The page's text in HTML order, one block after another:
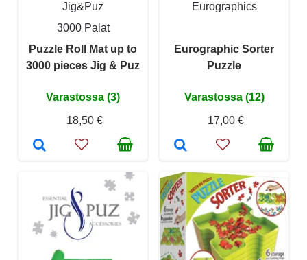
Jig&Puz
3000 Palat
Puzzle Roll Mat up to
3000 pieces Jig & Puz
Varastossa (3)
18,50 €
Eurographics
Eurographic Sorter
Puzzle
Varastossa (12)
17,00 €